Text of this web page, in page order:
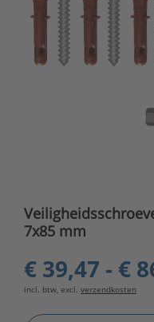
7x85 mm
€ 39,47 - €
incl. btw, excl. verzendkosten